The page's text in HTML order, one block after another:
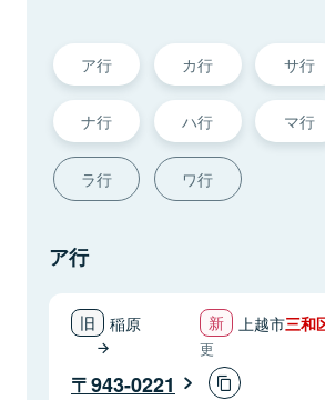
ア行 カ行 サ行
ナ行 ハ行 マ行
ラ行 ワ行
ア行
稲原 上越市三和
更
943-0221